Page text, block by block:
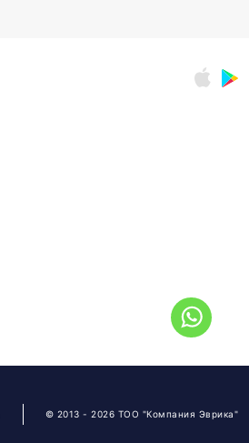
© 2013 - 2026 ТОО "Компания Эврика"